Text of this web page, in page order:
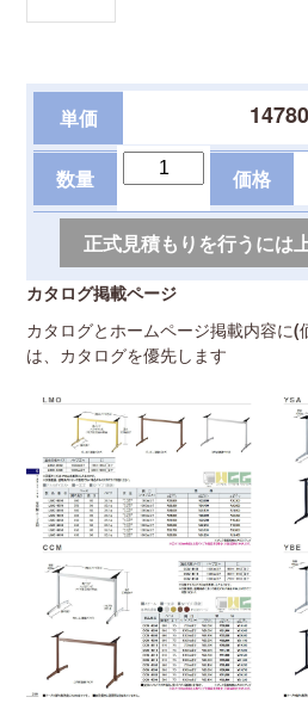
単価 14780
数量 価格
カタログ掲載ページ
カタログとホームページ掲載内容に
は、カタログを優先します